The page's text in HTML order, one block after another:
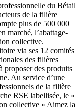
du Bétail
de la filière
plus de 500 000
marché, l’abattage-
collective.
via ses 12 comités
des filières
proposer des produits
Au service d’une
de la filière
RSE labellisée, le «
collective « Aimez la